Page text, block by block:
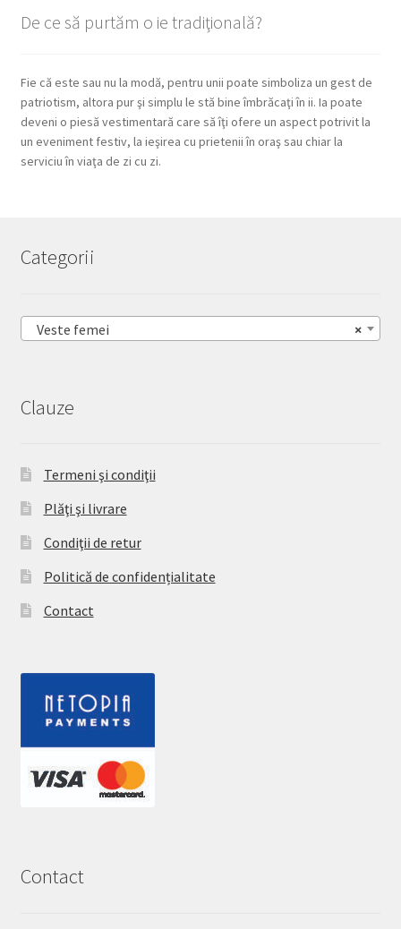
De ce să purtăm o ie tradiţională?
Fie că este sau nu la modă, pentru unii poate simboliza un gest de
patriotism, altora pur şi simplu le stă bine îmbrăcaţi în ii. Ia poate
deveni o piesă vestimentară care să îţi ofere un aspect potrivit la
un eveniment festiv, la ieşirea cu prietenii în oraş sau chiar la
serviciu în viaţa de zi cu zi.
Categorii
×
Veste femei
Clauze
Termeni şi condiţii
Plăţi şi livrare
Condiţii de retur
Politică de confidențialitate
Contact
Contact